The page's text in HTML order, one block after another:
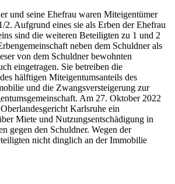
seine Ehefrau waren Miteigentümer
2. Aufgrund eines sie als Erben der Ehefrau
sind die weiteren Beteiligten zu 1 und 2
neben dem Schuldner als
von dem Schuldner bewohnten
eingetragen. Sie betreiben die
hälftigen Miteigentumsanteils des
und die Zwangsversteigerung zur
Am 27. Oktober 2022
Karlsruhe ein
Miete und Nutzungsentschädigung in
gegen den Schuldner. Wegen der
nicht dinglich an der Immobilie